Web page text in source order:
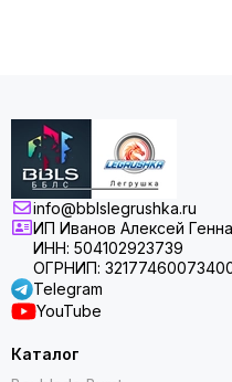
info@bblslegrushka.ru
ИП Иванов Алексей
ИНН: 504102923739
ОГРНИП:
Telegram
YouTube
Каталог